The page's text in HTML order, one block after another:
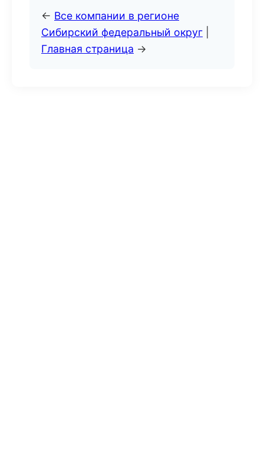
← Все компании в регионе
Сибирский федеральный округ
Главная страница →